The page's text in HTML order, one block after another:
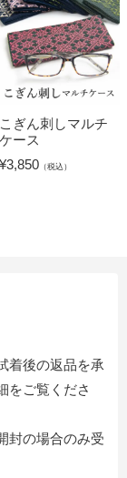
こぎん刺しマルチ
ケース
¥3,850（税込）
着後の返品を承
をご覧くださ
封の場合のみ受